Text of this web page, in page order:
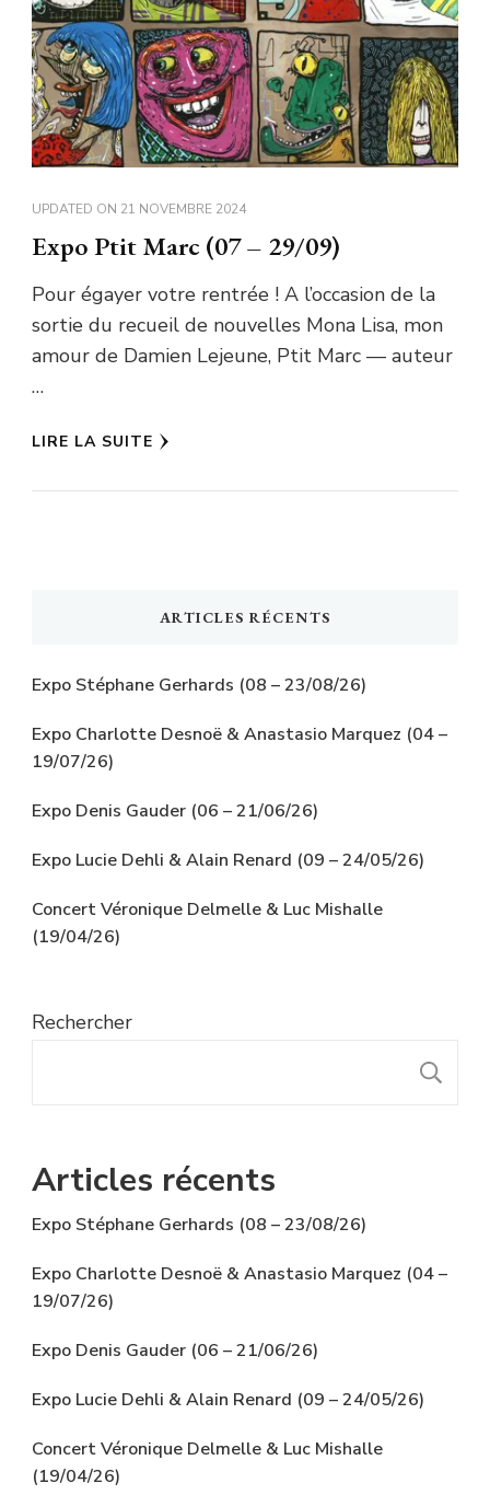
UPDATED ON 21 NOVEMBRE 2024
Expo Ptit Marc (07 – 29/09)
Pour égayer votre rentrée ! A l’occasion de la
sortie du recueil de nouvelles Mona Lisa, mon
amour de Damien Lejeune, Ptit Marc — auteur
…
LIRE LA SUITE
ARTICLES RÉCENTS
Expo Stéphane Gerhards (08 – 23/08/26)
Expo Charlotte Desnoë & Anastasio Marquez (04 –
19/07/26)
Expo Denis Gauder (06 – 21/06/26)
Expo Lucie Dehli & Alain Renard (09 – 24/05/26)
Concert Véronique Delmelle & Luc Mishalle
(19/04/26)
Rechercher
Articles récents
Expo Stéphane Gerhards (08 – 23/08/26)
Expo Charlotte Desnoë & Anastasio Marquez (04 –
19/07/26)
Expo Denis Gauder (06 – 21/06/26)
Expo Lucie Dehli & Alain Renard (09 – 24/05/26)
Concert Véronique Delmelle & Luc Mishalle
(19/04/26)